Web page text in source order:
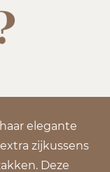
elegante
zijkussens
Deze